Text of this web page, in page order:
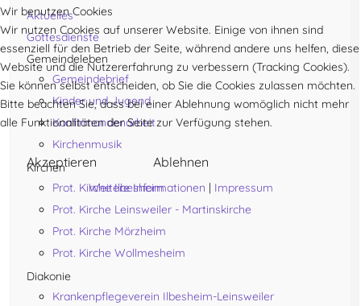
Aktuelles
Gottesdienste
Gemeindeleben
Gemeindebrief
Kinder und Jugend
Konfirmandenarbeit
Kirchenmusik
Kirchen
Prot. Kirche Ilbesheim
Prot. Kirche Leinsweiler - Martinskirche
Prot. Kirche Mörzheim
Prot. Kirche Wollmesheim
Diakonie
Krankenpflegeverein Ilbesheim-Leinsweiler
Wir benutzen Cookies
Wir nutzen Cookies auf unserer Website. Einige von ihnen sind
essenziell für den Betrieb der Seite, während andere uns helfen, diese
Website und die Nutzererfahrung zu verbessern (Tracking Cookies).
Sie können selbst entscheiden, ob Sie die Cookies zulassen möchten.
Bitte beachten Sie, dass bei einer Ablehnung womöglich nicht mehr
alle Funktionalitäten der Seite zur Verfügung stehen.
Akzeptieren Ablehnen
Weitere Informationen | Impressum